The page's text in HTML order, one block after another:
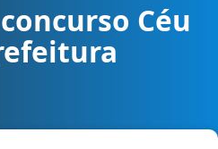
- Prefeitura Municipal cargo
Céu